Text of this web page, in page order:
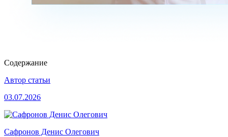
Содержание
Автор статьи
03.07.2026
Сафронов Денис Олегович